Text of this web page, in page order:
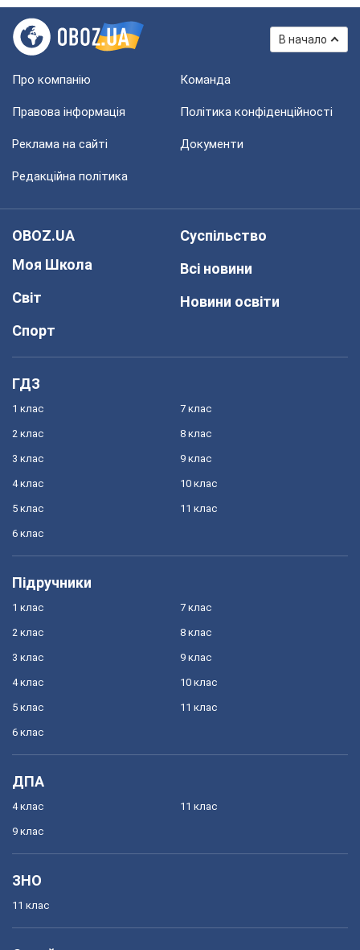
В начало
Про компанію Команда
Правова інформація Політика конфіденційності
Реклама на сайті Документи
Редакційна політика
OBOZ.UA
Моя Школа
Світ
Спорт
Суспільство
Всі новини
Новини освіти
ГДЗ
1 клас
2 клас
3 клас
4 клас
5 клас
6 клас
7 клас
8 клас
9 клас
10 клас
11 клас
Підручники
1 клас
2 клас
3 клас
4 клас
5 клас
6 клас
7 клас
8 клас
9 клас
10 клас
11 клас
ДПА
4 клас
9 клас
11 клас
ЗНО
11 клас